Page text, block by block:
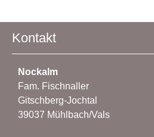
Kontakt
Nockalm
Fam. Fischnaller
Gitschberg-Jochtal
39037 Mühlbach/Vals